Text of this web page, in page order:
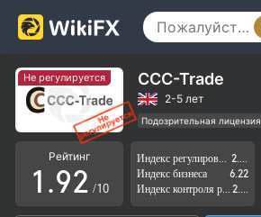
Не регулируется CCC-Trade
2-5 лет
Подозрительная лицензия
Регион деятельности
Высокие потенциальные
Рейтинг
0
1.
5
6
7
8
9
0
1
2 /10
Индекс бизнеса
6.22